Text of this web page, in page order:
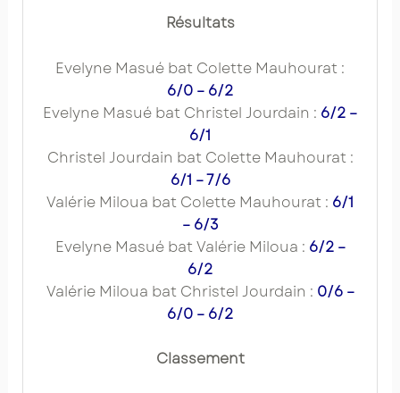
Résultats
Evelyne Masué bat Colette Mauhourat :
6/0 – 6/2
Evelyne Masué bat Christel Jourdain : 6/2 –
6/1
Christel Jourdain bat Colette Mauhourat :
6/1 – 7/6
Valérie Miloua bat Colette Mauhourat : 6/1
– 6/3
Evelyne Masué bat Valérie Miloua : 6/2 –
6/2
Valérie Miloua bat Christel Jourdain : 0/6 –
6/0 – 6/2
Classement